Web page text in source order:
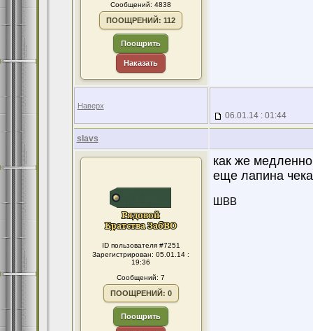
Сообщений: 4838
ПООЩРЕНИЙ: 112
Поощрить
Наказать
Наверх
06.01.14 : 01:44
slavs
ID пользователя #7251
Зарегистрирован: 05.01.14 :
19:36
Сообщений: 7
ПООЩРЕНИЙ: 0
Поощрить
как же
еще лапина
ШВВ